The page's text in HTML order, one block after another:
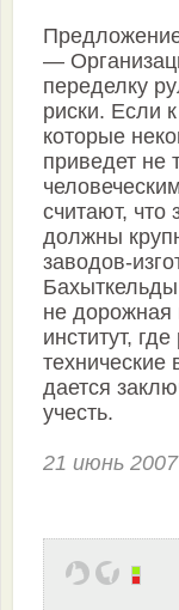
—
переделку
риски. Если
которые
приведет не
считают, что
должны
заводов-
не дорожная
институт,
технические
дается
учесть.
21 июнь 2007